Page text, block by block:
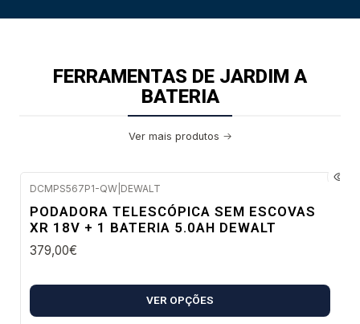
FERRAMENTAS DE JARDIM A
BATERIA
Ver mais produtos
DCMPS567P1-QW DEWALT
PODADORA TELESCÓPICA SEM ESCOVAS
XR 18V + 1 BATERIA 5.0AH DEWALT
379,00€
VER OPÇÕES